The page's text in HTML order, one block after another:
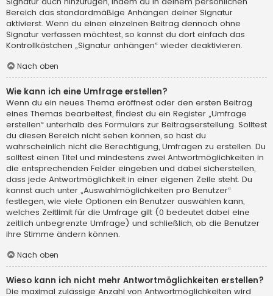
Bereich das standardmäßige Anhängen deiner Signatur
aktivierst. Wenn du einen einzelnen Beitrag dennoch ohne
Signatur verfassen möchtest, so kannst du dort einfach das
Kontrollkästchen „Signatur anhängen“ wieder deaktivieren.
Nach oben
Wie kann ich eine Umfrage erstellen?
Wenn du ein neues Thema eröffnest oder den ersten Beitrag
eines Themas bearbeitest, findest du ein Register „Umfrage
erstellen“ unterhalb des Formulars zur Beitragserstellung. Solltest
du diesen Bereich nicht sehen können, so hast du
wahrscheinlich nicht die Berechtigung, Umfragen zu erstellen. Du
solltest einen Titel und mindestens zwei Antwortmöglichkeiten in
die entsprechenden Felder eingeben und dabei sicherstellen,
dass jede Antwortmöglichkeit in einer eigenen Zeile steht. Du
kannst auch unter „Auswahlmöglichkeiten pro Benutzer“
festlegen, wie viele Optionen ein Benutzer auswählen kann,
welches Zeitlimit für die Umfrage gilt (0 bedeutet dabei eine
zeitlich unbegrenzte Umfrage) und schließlich, ob die Benutzer
ihre Stimme ändern können.
Nach oben
Wieso kann ich nicht mehr Antwortmöglichkeiten erstellen?
Die maximal zulässige Anzahl von Antwortmöglichkeiten wird